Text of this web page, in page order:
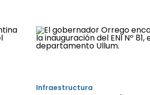
Infraestructura